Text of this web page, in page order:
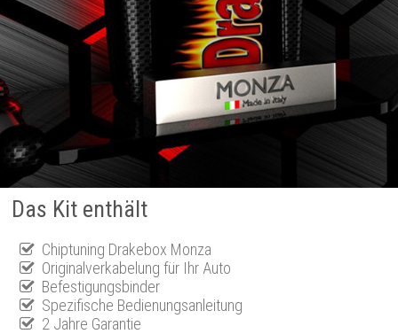
Das Kit enthält
Chiptuning Drakebox Monza
Originalverkabelung für Ihr Auto
Befestigungsbinder
Spezifische Bedienungsanleitung
2 Jahre Garantie